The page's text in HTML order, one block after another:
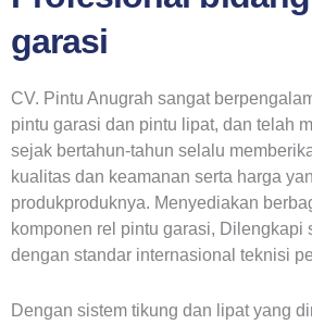
garasi
CV. Pintu Anugrah sangat
pintu garasi dan pintu lipat, dan telah
sejak bertahun-tahun selalu
kualitas dan keamanan serta harga
produkproduknya. Menyediakan
komponen rel pintu garasi, Dilengkapi
dengan standar internasional teknisi
Dengan sistem tikung dan lipat yang